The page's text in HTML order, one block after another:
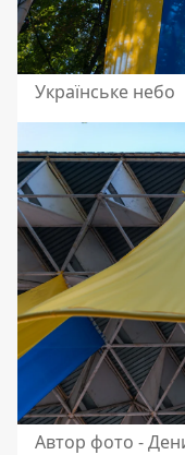
Українське небо
Автор фото -